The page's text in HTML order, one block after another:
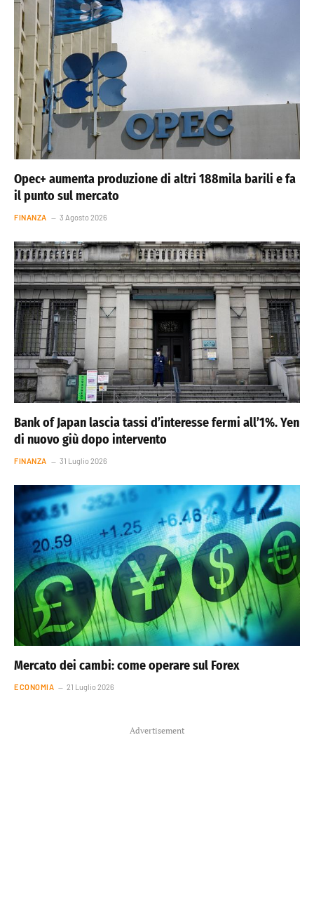
Opec+ aumenta produzione di altri 188mila barili e fa
il punto sul mercato
FINANZA 3 Agosto 2026
Bank of Japan lascia tassi d’interesse fermi all’1%. Yen
di nuovo giù dopo intervento
FINANZA 31 Luglio 2026
Mercato dei cambi: come operare sul Forex
ECONOMIA 21 Luglio 2026
Advertisement